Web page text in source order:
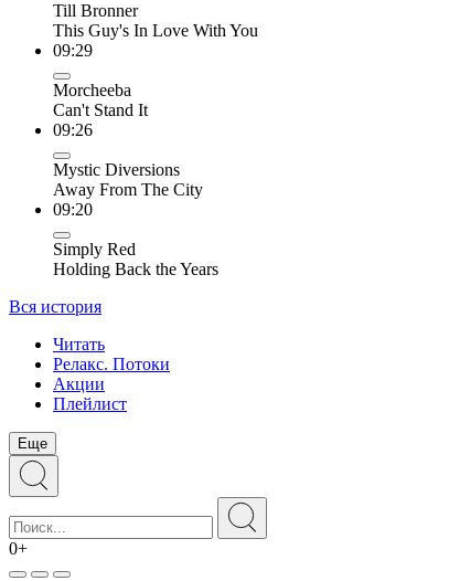
Till Bronner
This Guy's In Love With You
09:29
Morcheeba
Can't Stand It
09:26
Mystic Diversions
Away From The City
09:20
Simply Red
Holding Back the Years
Вся история
Читать
Релакс. Потоки
Акции
Плейлист
Еще
0+